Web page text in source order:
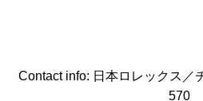
Contact info: 日本ロレックス／
570